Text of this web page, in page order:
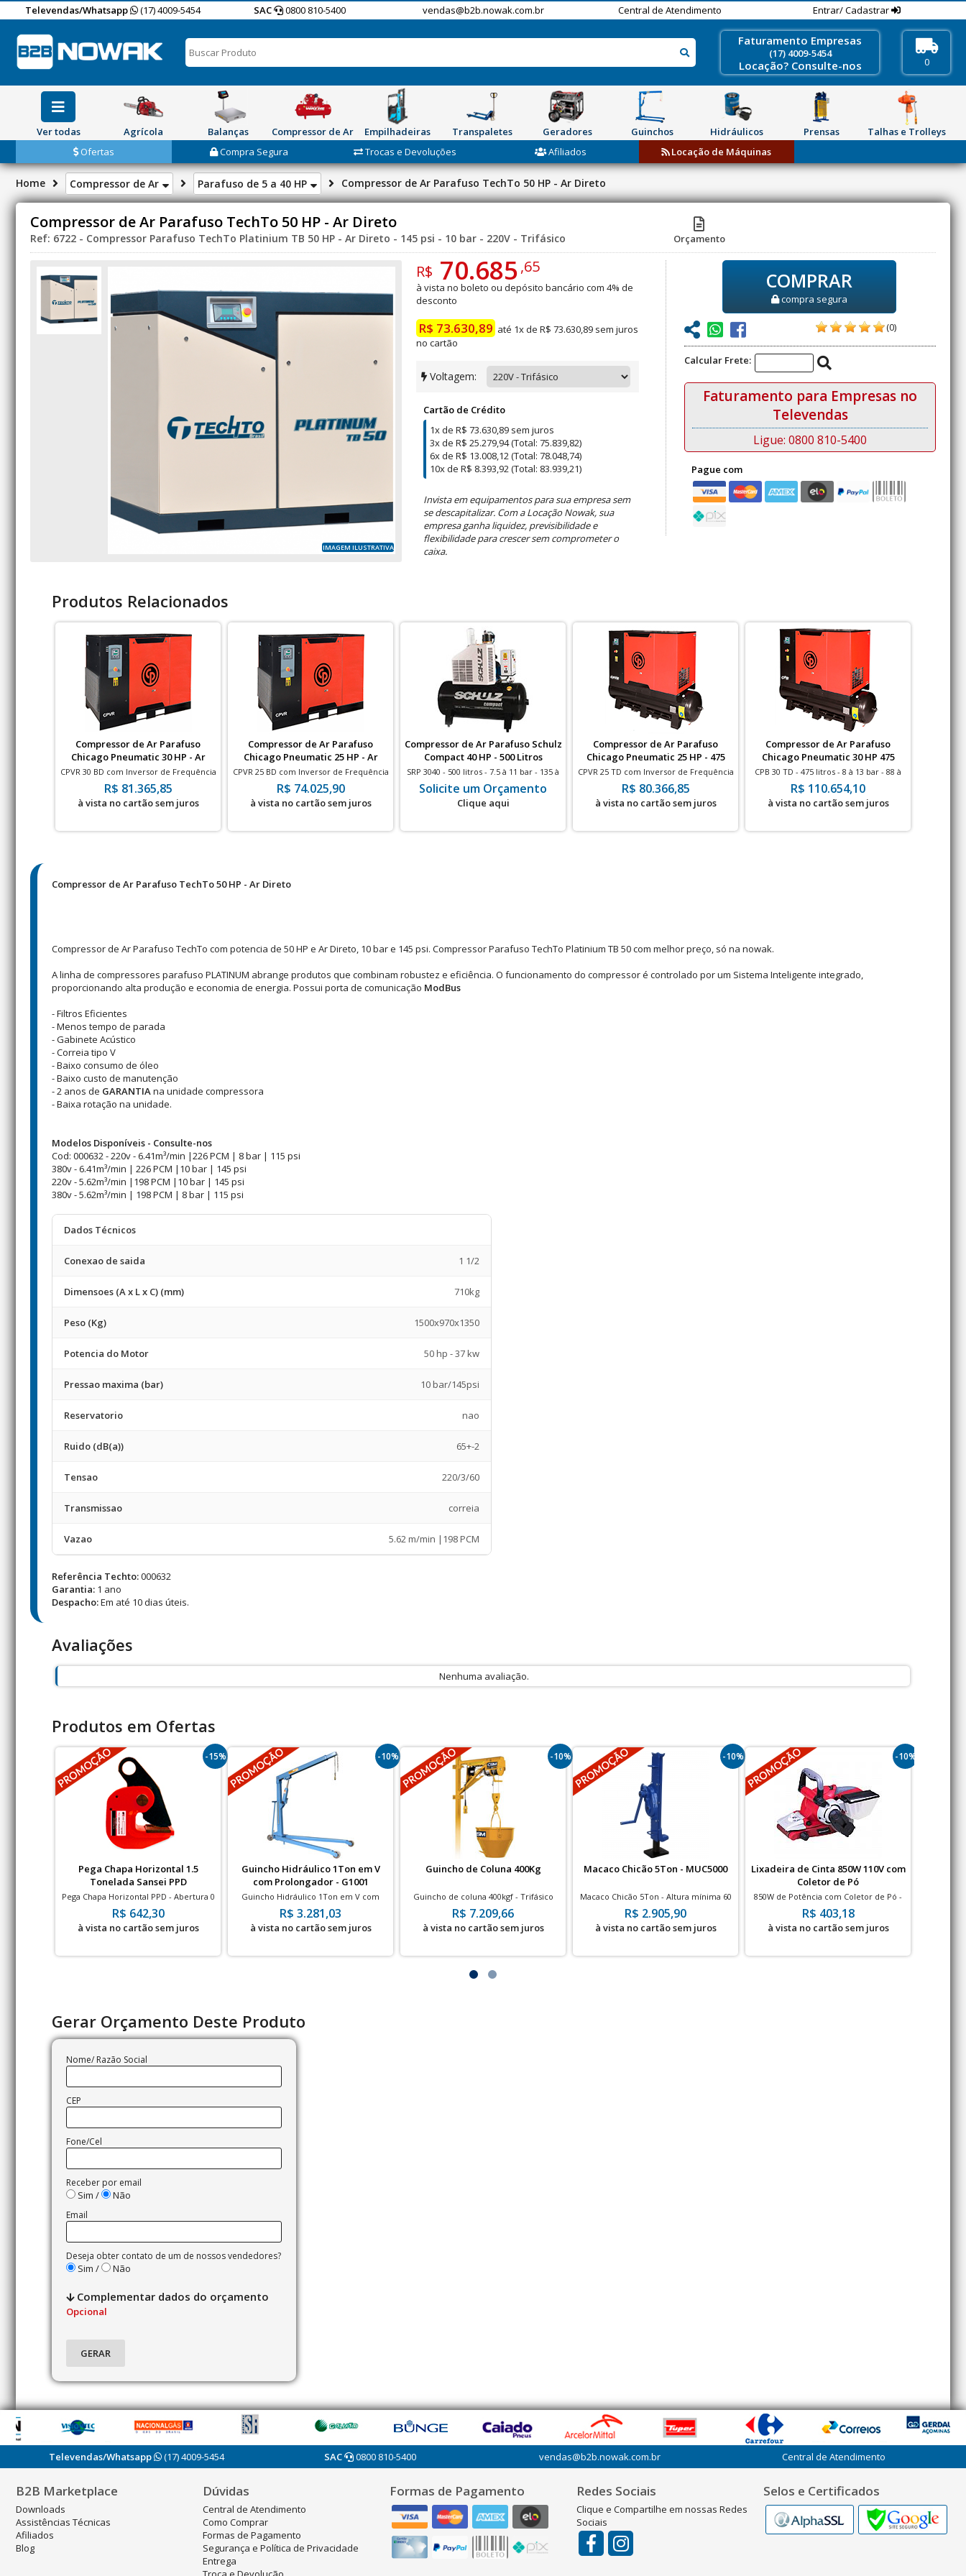
Televendas/Whatsapp (17) 4009-5454 SAC 0800 810-5400 vendas@b2b.nowak.com.br Central de Atendimento Entrar/ Cadastrar
Faturamento Empresas
(17) 4009-5454
Locação? Consulte-nos 0
Ver todas Agrícola Balanças Compressor de Ar Empilhadeiras Transpaletes Geradores Guinchos Hidráulicos Prensas
Talhas e Trolleys
Ofertas
Compra Segura Trocas e Devoluções Afiliados Locação de Máquinas
Home Compressor de Ar Parafuso de 5 a 40 HP Compressor de Ar Parafuso TechTo 50 HP - Ar Direto
Compressor de Ar Parafuso TechTo 50 HP - Ar Direto
Ref: 6722 - Compressor Parafuso TechTo Platinium TB 50 HP - Ar Direto - 145 psi - 10 bar - 220V - Trifásico Orçamento
IMAGEM ILUSTRATIVA
R$ 70.685,65
à vista no boleto ou depósito bancário com 4% de
desconto
R$ 73.630,89 até 1x de R$ 73.630,89 sem juros
no cartão
Voltagem:
Cartão de Crédito
1x de R$ 73.630,89 sem juros
3x de R$ 25.279,94 (Total: 75.839,82)
6x de R$ 13.008,12 (Total: 78.048,74)
10x de R$ 8.393,92 (Total: 83.939,21)
Invista em equipamentos para sua empresa sem
se descapitalizar. Com a Locação Nowak, sua
empresa ganha liquidez, previsibilidade e
flexibilidade para crescer sem comprometer o
caixa.
COMPRAR
compra segura
(0)
Calcular Frete:
Faturamento para Empresas no
Televendas
Ligue: 0800 810-5400
Pague com
Produtos Relacionados
Compressor de Ar Parafuso
Chicago Pneumatic 30 HP - Ar
direto com Secador
CPVR 30 BD com Inversor de Frequência
- ar direto - 8 à 13 bar - 79 à 110 pés - 30
HP
R$ 81.365,85
à vista no cartão sem juros
Compressor de Ar Parafuso
Chicago Pneumatic 25 HP - Ar
Direto com Secador
CPVR 25 BD com Inversor de Frequência
- ar direto - 8 à 13 bar - 67 à 99 pés - 25
HP
R$ 74.025,90
à vista no cartão sem juros
Compressor de Ar Parafuso Schulz
Compact 40 HP - 500 Litros
SRP 3040 - 500 litros - 7.5 à 11 bar - 135 à
165 pés - 40HP
Solicite um Orçamento
Clique aqui
Compressor de Ar Parafuso
Chicago Pneumatic 25 HP - 475
Litros com Secador
CPVR 25 TD com Inversor de Frequência
- 475 litros - 8 à 13 bar - 67 à 99 pés - 25
HP
R$ 80.366,85
à vista no cartão sem juros
Compressor de Ar Parafuso
Chicago Pneumatic 30 HP 475
Litros com Secador
CPB 30 TD - 475 litros - 8 à 13 bar - 88 à
125 pés - 30 HP
R$ 110.654,10
à vista no cartão sem juros
Compressor de Ar Parafuso TechTo 50 HP - Ar Direto
Compressor de Ar Parafuso TechTo com potencia de 50 HP e Ar Direto, 10 bar e 145 psi. Compressor Parafuso TechTo Platinium TB 50 com melhor preço, só na nowak.
A linha de compressores parafuso PLATINUM abrange produtos que combinam robustez e eficiência. O funcionamento do compressor é controlado por um Sistema Inteligente integrado,
proporcionando alta produção e economia de energia. Possui porta de comunicação ModBus
- Filtros Eficientes
- Menos tempo de parada
- Gabinete Acústico
- Correia tipo V
- Baixo consumo de óleo
- Baixo custo de manutenção
- 2 anos de GARANTIAna unidade compressora
- Baixa rotação na unidade.
Modelos Disponíveis - Consulte-nos
Cod: 000632 - 220v - 6.41m³/min |226 PCM | 8 bar | 115 psi
380v - 6.41m³/min | 226 PCM |10 bar | 145 psi
220v - 5.62m³/min |198 PCM |10 bar | 145 psi
380v - 5.62m³/min | 198 PCM | 8 bar | 115 psi
Dados Técnicos
Conexao de saida 1 1/2
Dimensoes (A x L x C) (mm) 710kg
Peso (Kg) 1500x970x1350
Potencia do Motor 50 hp - 37 kw
Pressao maxima (bar) 10 bar/145psi
Reservatorio nao
Ruido (dB(a)) 65+-2
Tensao 220/3/60
Transmissao correia
Vazao 5.62 m/min |198 PCM
Referência Techto:000632
Garantia: 1 ano
Despacho:Em até 10 dias úteis.
Avaliações
Nenhuma avaliação.
Produtos em Ofertas
-15%
Pega Chapa Horizontal 1.5
Tonelada Sansei PPD
Pega Chapa Horizontal PPD - Abertura 0
~ 30 mm
R$ 642,30
à vista no cartão sem juros
-10%
Guincho Hidráulico 1Ton em V
com Prolongador - G1001
Guincho Hidráulico 1Ton em V com
Prolongador - Rodas de Poliuretano
R$ 3.281,03
à vista no cartão sem juros
-10%
Guincho de Coluna 400Kg
Guincho de coluna 400kgf - Trifásico
R$ 7.209,66
à vista no cartão sem juros
-10%
Macaco Chicão 5Ton - MUC5000
Macaco Chicão 5Ton - Altura mínima 60
mm
R$ 2.905,90
à vista no cartão sem juros
-10%
Lixadeira de Cinta 850W 110V com
Coletor de Pó
850W de Potência com Coletor de Pó -
EINHELL-RTBS 75
R$ 403,18
à vista no cartão sem juros
Gerar Orçamento Deste Produto
Nome/ Razão Social
CEP
Fone/Cel
Receber por email
Sim / Não
Email
Deseja obter contato de um de nossos vendedores?
Sim / Não
Complementar dados do orçamento
Opcional
Televendas/Whatsapp (17) 4009-5454 SAC 0800 810-5400 vendas@b2b.nowak.com.br Central de Atendimento
B2B Marketplace
Downloads
Assistências Técnicas
Afiliados
Blog
Dúvidas
Central de Atendimento
Como Comprar
Formas de Pagamento
Segurança e Política de Privacidade
Entrega
Formas de Pagamento Redes Sociais
Clique e Compartilhe em nossas Redes
Sociais
Selos e Certificados